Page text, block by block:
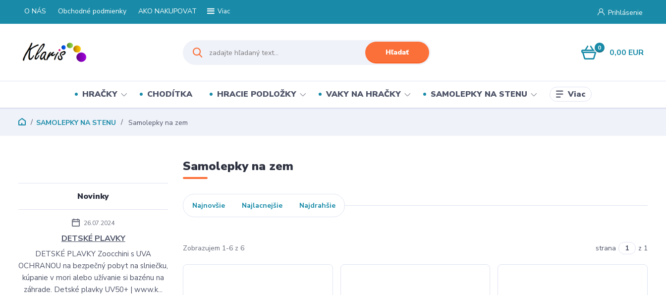
O NÁS Obchodné podmienky AKO NAKUPOVAT Viac Prihlásenie
Hľadať 0 0,00 EUR
HRAČKY CHODÍTKA HRACIE PODLOŽKY VAKY NA HRAČKY SAMOLEPKY NA STENU Viac
SAMOLEPKY NA STENU Samolepky na zem
Samolepky na zem
Najnovšie Najlacnejšie Najdrahšie
Zobrazujem 1-6 z 6 strana z 1
Novinky
26.07.2024
DETSKÉ PLAVKY
DETSKÉ PLAVKY Zoocchini s UVA
OCHRANOU na bezpečný pobyt na slniečku,
kúpanie v mori alebo užívanie si bazénu na
záhrade. Detské plavky UV50+ | www.k...